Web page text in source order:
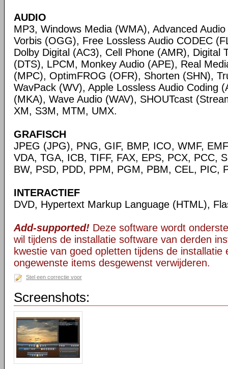
AUDIO
MP3, Windows Media (WMA), Advanced
Vorbis (OGG), Free Lossless Audio CODEC
Dolby Digital (AC3), Cell Phone (AMR), Digital
(DTS), LPCM, Monkey Audio (APE), Real
(MPC), OptimFROG (OFR), Shorten (SHN),
WavPack (WV), Apple Lossless Audio Coding
(MKA), Wave Audio (WAV), SHOUTcast
XM, S3M, MTM, UMX.
GRAFISCH
JPEG (JPG), PNG, GIF, BMP, ICO, WMF,
VDA, TGA, ICB, TIFF, FAX, EPS, PCX, PCC,
BW, PSD, PDD, PPM, PGM, PBM, CEL, PIC,
INTERACTIEF
DVD, Hypertext Markup Language (HTML),
Add-supported! Deze software wordt
wil tijdens de installatie software van derden
kwestie van goed opletten tijdens de installatie
ongewenste items desgewenst verwijderen.
Stel een correctie voor
Screenshots: